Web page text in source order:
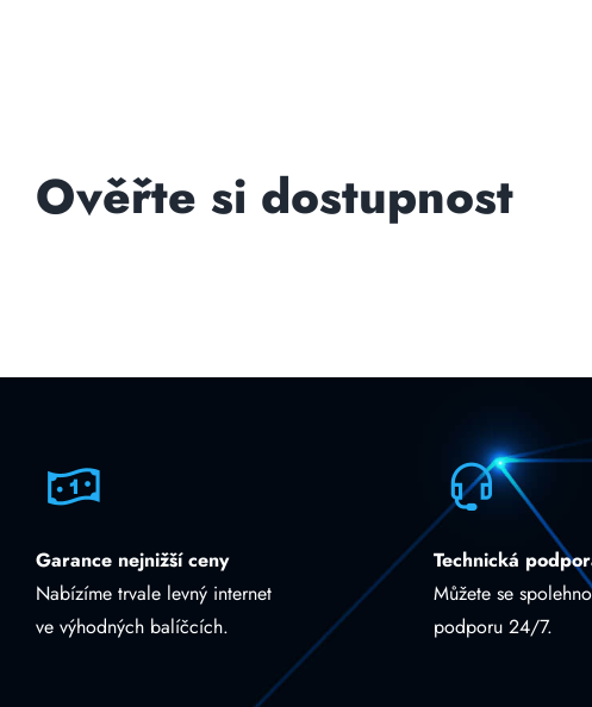
Ověřte si dostupnost
Garance nejnižší ceny
Nabízíme trvale levný internet
ve výhodných balíčcích.
Technická
Můžete se
podporu 24/7.